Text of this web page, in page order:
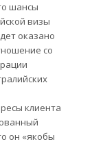
шансы
визы
оказано
со
клиента
он «якобы